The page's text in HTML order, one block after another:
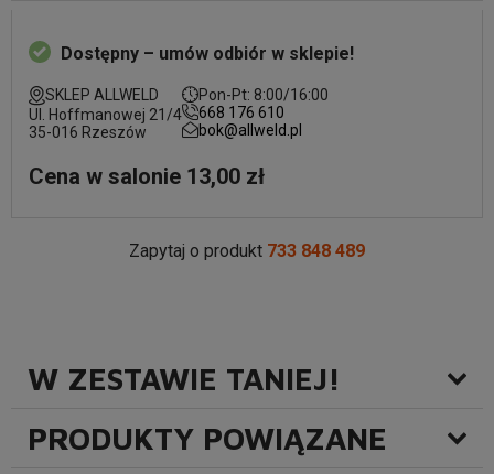
Dostępny – umów odbiór w sklepie!
SKLEP ALLWELD
Ul. Hoffmanowej 21/4
35-016 Rzeszów
Pon-Pt: 8:00/16:00
668 176 610
bok@allweld.pl
Cena w salonie 13,00 zł
Zapytaj o produkt 733 848 489
W ZESTAWIE TANIEJ!
PRODUKTY POWIĄZANE